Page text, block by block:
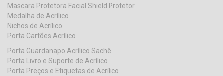
Mascara Protetora Facial Shield Protetor
Medalha de Acrílico
Nichos de Acrílico
Porta Cartões Acrílico
Porta Guardanapo Acrílico Sachê
Porta Livro e Suporte de Acrílico
Porta Preços e Etiquetas de Acrílico